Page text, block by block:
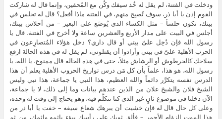
ودخلت في الفتنة، لم يقل له خُذ سيفك وكُن مع المُحقين، وإنما قال له شاركت
القوم إذن يا أبا ذر، سوف تُصبِح منهم، في الفتنة ماذا أفعل؟ قال له تجلس في
بيتك، تكون حلساً – مثل الكساء الذي يُوضَع على البعير – من أحلاس بيتك،
أجلس في البيت على مدار الأربع والعشرين ساعة ولا أخرج في الفتنة، قال يا
رسول الله فإن دُخِل علىّ بيتي أو قال داري؟ دخل هؤلاء المُتصارِعون في
الحرب الأهلية علىّ في بيتي وأرادوا أن يقتلوني، لم يقل له في هذه الحالة ارفع
سلاحك كالخرطوش أو الرشاش مثلاً، حتى في هذه الحالة قال ممنوع، يا الله، يا
رسول الله، هو هذا، علماً بأن كل مَن درس تواريخ الحروب الأهلية يعلم أن هذا
الدرس نفسه يتكرَّر دائماً والله العظيم، هذا النبي يا جماعة، هذا نبي وليس
الشيخ فلان والشيخ علان من الذين عندهم بيانات وما إلى ذلك، لا يا جماعة،
الآن دخلنا في موضوع ثانٍ غير الذي كنا نتكلَّم فيه، وهو يحتاج إلى وقت له وحده،
وعلى كل حال قال له فإن خشيت أن يبرهك شعاع سيفه – خفت يا أبا ذر من
هذا الموت الزؤام الأحمر – فألق ثوبك على رأسك يبؤء بإثمه وإثمك، من ثم